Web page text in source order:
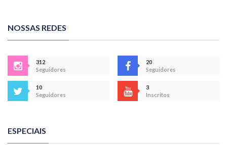
NOSSAS REDES
312
Seguidores
20
Seguidores
10
Seguidores
3
Inscritos
ESPECIAIS